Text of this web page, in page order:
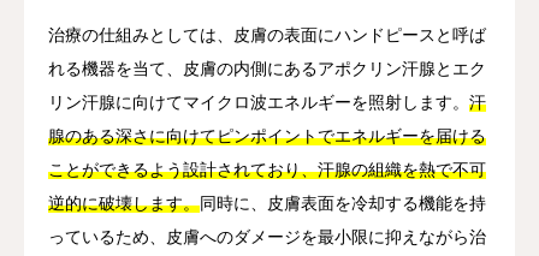
治療の仕組みとしては、皮膚の表面にハンドピースと呼ば
れる機器を当て、皮膚の内側にあるアポクリン汗腺とエク
リン汗腺に向けてマイクロ波エネルギーを照射します。 汗
腺のある深さに向けてピンポイントでエネルギーを届ける
ことができるよう設計されており、汗腺の組織を熱で不可
逆的に破壊します。同時に、皮膚表面を冷却する機能を持
っているため、皮膚へのダメージを最小限に抑えながら治